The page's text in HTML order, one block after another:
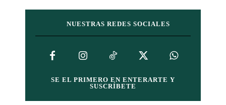
NUESTRAS REDES SOCIALES
SE EL PRIMERO EN ENTERARTE Y
SUSCRÍBETE